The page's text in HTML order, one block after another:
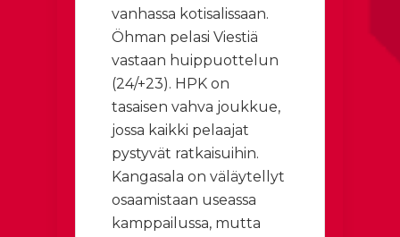
vanhassa kotisalissaan.
Öhman pelasi Viestiä
vastaan huippuottelun
(24/+23). HPK on
tasaisen vahva joukkue,
jossa kaikki pelaajat
pystyvät ratkaisuihin.
Kangasala on väläytellyt
osaamistaan useassa
kamppailussa, mutta